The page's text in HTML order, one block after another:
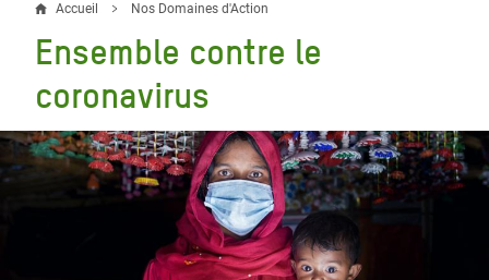
Fil
d'Ariane
Accueil Nos Domaines d'Action
Ensemble contre le
coronavirus